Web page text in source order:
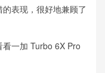
表现，很好地兼顾了
一加 Turbo 6X Pro